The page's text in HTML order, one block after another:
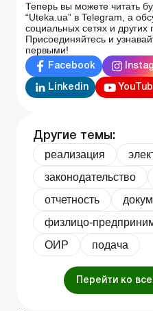
Теперь вы можете читать
“Uteka.ua” в Telegram, а
социальных сетях и
Присоединяйтесь и
первыми!
Facebook
Linkedin
Другие темы:
реализация
законодательство
отчетность
физлицо-
ОИР
подача
Перейти ко